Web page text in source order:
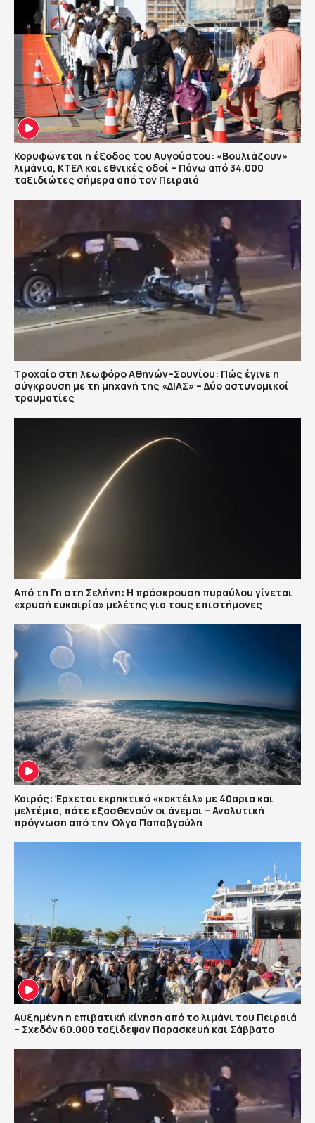
Κορυφώνεται η έξοδος του Αυγούστου: «Βουλιάζουν»
λιμάνια, ΚΤΕΛ και εθνικές οδοί – Πάνω από 34.000
ταξιδιώτες σήμερα από τον Πειραιά
Τροχαίο στη λεωφόρο Αθηνών–Σουνίου: Πώς έγινε η
σύγκρουση με τη μηχανή της «ΔΙΑΣ» – Δύο αστυνομικοί
τραυματίες
Από τη Γη στη Σελήνη: Η πρόσκρουση πυραύλου γίνεται
«χρυσή ευκαιρία» μελέτης για τους επιστήμονες
Καιρός: Έρχεται εκρηκτικό «κοκτέιλ» με 40αρια και
μελτέμια, πότε εξασθενούν οι άνεμοι – Αναλυτική
πρόγνωση από την Όλγα Παπαβγούλη
Αυξημένη η επιβατική κίνηση από το λιμάνι του Πειραιά
– Σχεδόν 60.000 ταξίδεψαν Παρασκευή και Σάββατο